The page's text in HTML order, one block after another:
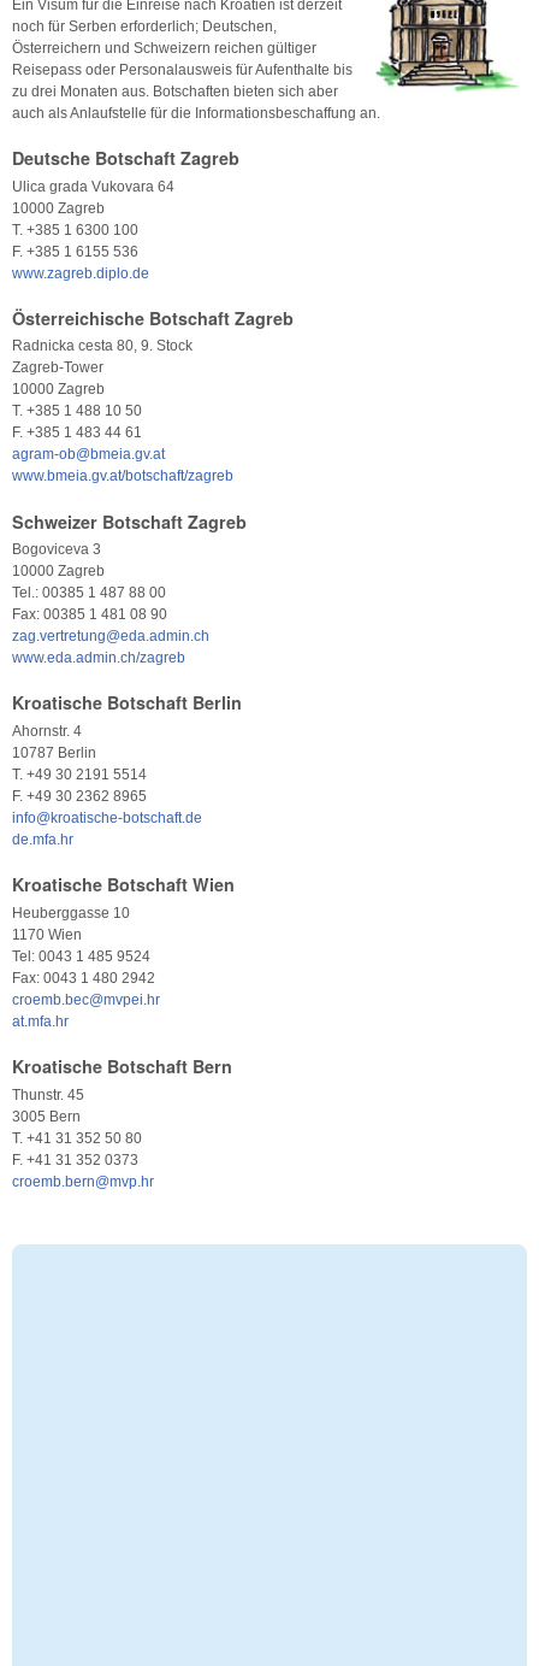
Ein Visum für die Einreise nach Kroatien ist derzeit
noch für Serben erforderlich; Deutschen,
Österreichern und Schweizern reichen gültiger
Reisepass oder Personalausweis für Aufenthalte bis
zu drei Monaten aus. Botschaften bieten sich aber
auch als Anlaufstelle für die Informationsbeschaffung an.
Deutsche Botschaft Zagreb
Ulica grada Vukovara 64
10000 Zagreb
T. +385 1 6300 100
F. +385 1 6155 536
www.zagreb.diplo.de
Österreichische Botschaft Zagreb
Radnicka cesta 80, 9. Stock
Zagreb-Tower
10000 Zagreb
T. +385 1 488 10 50
F. +385 1 483 44 61
agram-ob@bmeia.gv.at
www.bmeia.gv.at/botschaft/zagreb
Schweizer Botschaft Zagreb
Bogoviceva 3
10000 Zagreb
Tel.: 00385 1 487 88 00
Fax: 00385 1 481 08 90
zag.vertretung@eda.admin.ch
www.eda.admin.ch/zagreb
Kroatische Botschaft Berlin
Ahornstr. 4
10787 Berlin
T. +49 30 2191 5514
F. +49 30 2362 8965
info@kroatische-botschaft.de
de.mfa.hr
Kroatische Botschaft Wien
Heuberggasse 10
1170 Wien
Tel: 0043 1 485 9524
Fax: 0043 1 480 2942
croemb.bec@mvpei.hr
at.mfa.hr
Kroatische Botschaft Bern
Thunstr. 45
3005 Bern
T. +41 31 352 50 80
F. +41 31 352 0373
croemb.bern@mvp.hr